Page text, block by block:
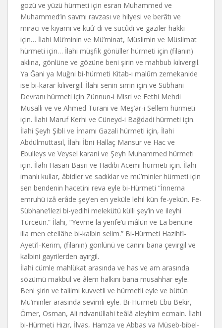
gözü ve yüzü hürmeti için esrarı Muhammed ve
Muhammed’in savmı ravzası ve hilyesi ve berâtı ve
miracı ve kıyamı ve kuû’ di ve sucûdi ve gaziler hakkı
için… İlahi Mü’minin ve Mü’minat, Müslimin ve Müslimat
hürmeti için… İlahi müşfik gönüller hürmeti için (filanın)
aklına, gönlüne ve gözüne beni şirin ve mahbub kılıvergil.
Ya Ğani ya Muğni bi-hürmeti Kitab-ı malûm zemekanide
ise bi-karar kılıvergil. İlahi senin sırrın için ve Sübhani
Devranı hürmeti için Zünnun-i Misri ve Fethi Mehdi
Musalli ve ve Ahmed Turani ve Meş’ar-i Sellem hürmeti
için. İlahi Maruf Kerhi ve Cüneyd-i Bağdadi hürmeti için.
İlahi Şeyh Şibli ve İmamı Gazali hürmeti için, İlahi
Abdülmuttasıl, İlahi İbni Hallaç Mansur ve Hac ve
Ebulleys ve Veysel karani ve Şeyh Muhammed hürmeti
için. İlahi Hasan Basri ve Hadibi Acemi hürmeti için. İlahi
imanlı kullar, âbidler ve sadıklar ve mü’minler hürmeti için
sen bendenin hacetini reva eyle bi-Hürmeti “İnnema
emruhü izâ erâde şey’en en yeküle lehıl kün fe-yekün. Fe-
Sübhane’llezi bi-yedihi melekütü külli şey’in ve ileyhi
Türceün.” İlahi, “Yevme la yenfe’u mâlün ve La benüne
illa men etellâhe bi-kalbin selim.” Bi-Hürmeti Hazihi’l-
Ayeti’l-Kerim, (filanın) gönlünü ve canını bana çevirgil ve
kalbini gayrilerden ayırgil.
İlahi cümle mahlükat arasında ve has ve am arasında
sözümü makbul ve âlem halkını bana musahhar eyle.
Beni şirin ve taliimi kuvvetli ve hürmetli eyle ve bütün
Mü’minler arasında sevimli eyle. Bi-Hürmeti Ebu Bekir,
Ömer, Osman, Ali rıdvanüllahi teâlâ aleyhim ecmain. İlahi
bi-Hürmeti Hızır, İlyas, Hamza ve Abbas ya Müseb-bibel-